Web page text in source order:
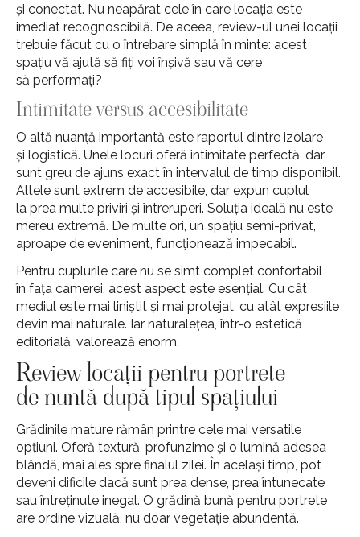
și conectat. Nu neapărat cele în care locația este
imediat recognoscibilă. De aceea, review-ul unei locații
trebuie făcut cu o întrebare simplă în minte: acest
spațiu vă ajută să fiți voi înșivă sau vă cere
să performați?
Intimitate versus accesibilitate
O altă nuanță importantă este raportul dintre izolare
și logistică. Unele locuri oferă intimitate perfectă, dar
sunt greu de ajuns exact în intervalul de timp disponibil.
Altele sunt extrem de accesibile, dar expun cuplul
la prea multe priviri și întreruperi. Soluția ideală nu este
mereu extremă. De multe ori, un spațiu semi-privat,
aproape de eveniment, funcționează impecabil.
Pentru cuplurile care nu se simt complet confortabil
în fața camerei, acest aspect este esențial. Cu cât
mediul este mai liniștit și mai protejat, cu atât expresiile
devin mai naturale. Iar naturalețea, într-o estetică
editorială, valorează enorm.
Review locații pentru portrete
de nuntă după tipul spațiului
Grădinile mature rămân printre cele mai versatile
opțiuni. Oferă textură, profunzime și o lumină adesea
blândă, mai ales spre finalul zilei. În același timp, pot
deveni dificile dacă sunt prea dense, prea întunecate
sau întreținute inegal. O grădină bună pentru portrete
are ordine vizuală, nu doar vegetație abundentă.